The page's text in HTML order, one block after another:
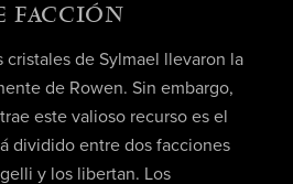
FACCIÓN
cristales de Sylmael llevaron la
de Rowen. Sin embargo,
este valioso recurso es el
dividido entre dos facciones
y los libertan. Los